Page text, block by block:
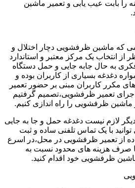
را بابت عیب یابی و تعمیر ماشین
که ماشین ظرفشویی دچار اختلال و
انتخاب یک مرکز معتبر و استاندارد
به حال جابه جایی و حمل دستگاه
دغدغه بسیاری از کاربران بوده و
مکرر کاربران مبنی بر حضور تعمیر
تعمیر ظرفشویی،تصمیم گرفتیم
ظرفشویی را راه اندازی کنیم.
لازم نیست دغدغه حمل و جا به جایی
با یک تماس تلفنی ساده و ثبت
از تعمیر ظرفشویی در محل،در اسرع
صرف هزینه های محدود نسبت به
ظرفشویی خود اقدام کنید.